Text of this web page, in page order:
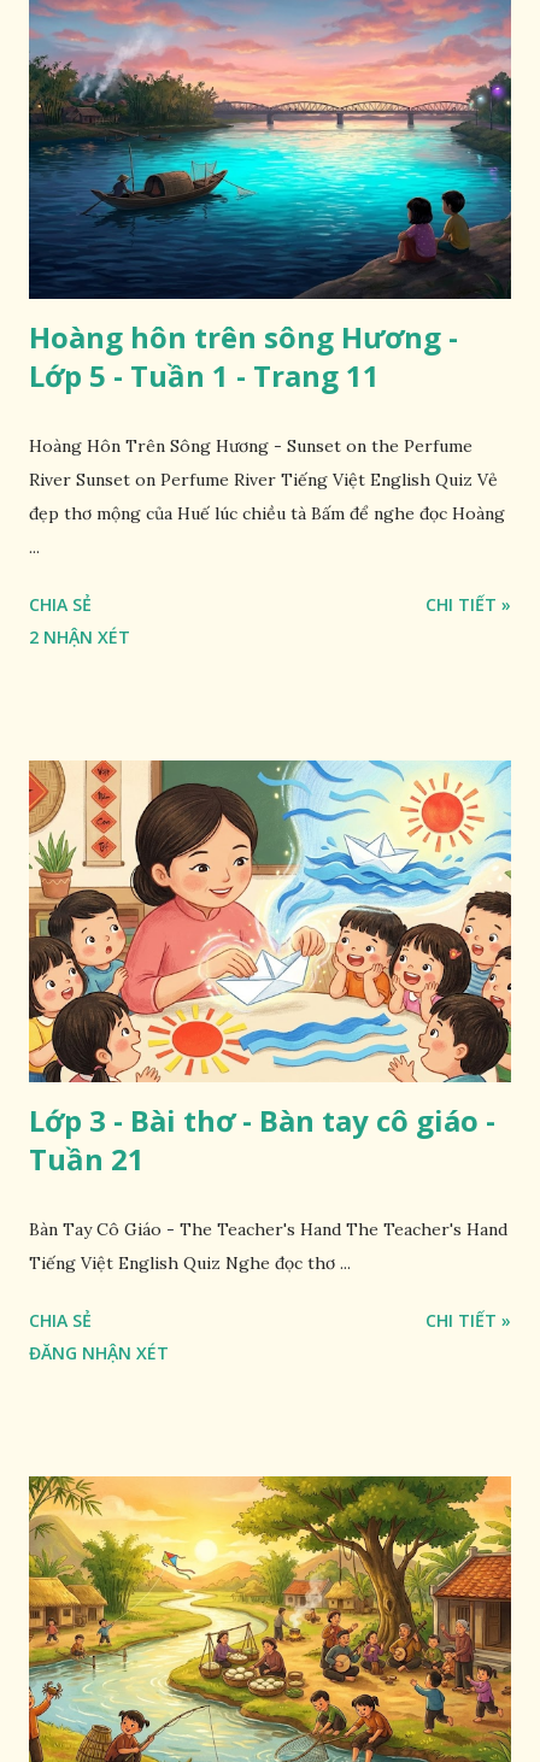
Hoàng hôn trên sông Hương -
Lớp 5 - Tuần 1 - Trang 11
Hoàng Hôn Trên Sông Hương - Sunset on the Perfume
River Sunset on Perfume River Tiếng Việt English Quiz Vẻ
đẹp thơ mộng của Huế lúc chiều tà Bấm để nghe đọc Hoàng
...
CHIA SẺ
2 NHẬN XÉT
CHI TIẾT »
Lớp 3 - Bài thơ - Bàn tay cô giáo -
Tuần 21
Bàn Tay Cô Giáo - The Teacher's Hand The Teacher's Hand
Tiếng Việt English Quiz Nghe đọc thơ ...
CHIA SẺ
ĐĂNG NHẬN XÉT
CHI TIẾT »